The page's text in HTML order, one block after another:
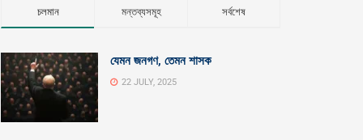
চলমান মন্তব্যসমূহ সর্বশেষ
যেমন জনগণ, তেমন শাসক
22 JULY, 2025